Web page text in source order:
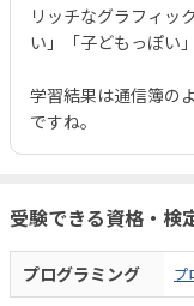
リッチなグラフィッ
い」「子どもっぽい
学習結果は通信簿の
ですね。
受験できる資格・検
プログラミング プ